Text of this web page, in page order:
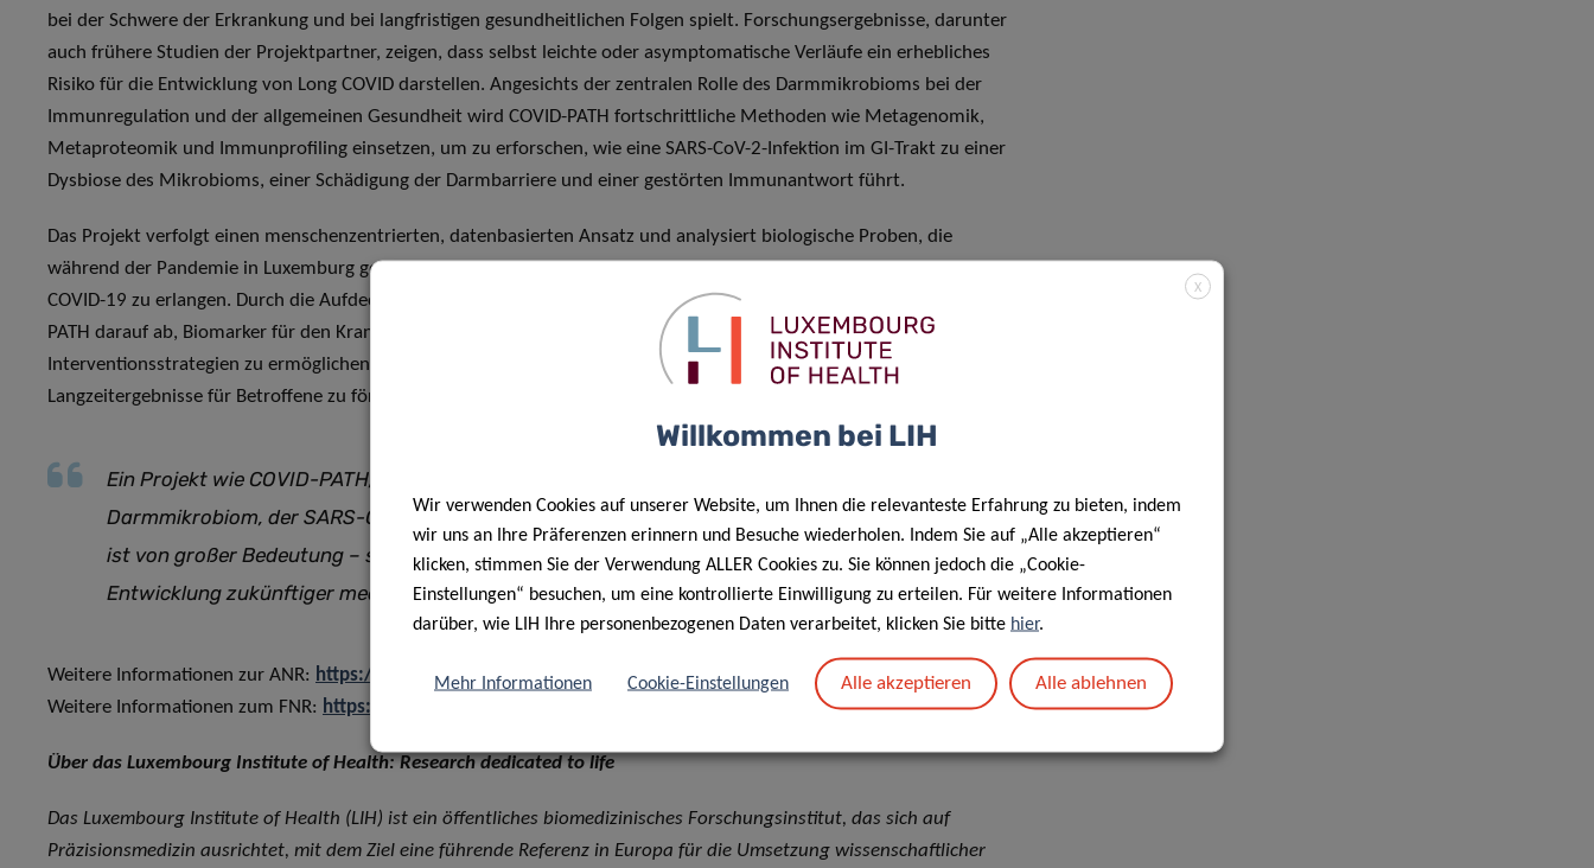
bei der Schwere der Erkrankung und bei langfristigen gesundheitlichen Folgen spielt. Forschungsergebnisse, darunter
auch frühere Studien der Projektpartner, zeigen, dass selbst leichte oder asymptomatische Verläufe ein erhebliches
Risiko für die Entwicklung von Long COVID darstellen. Angesichts der zentralen Rolle des Darmmikrobioms bei der
Immunregulation und der allgemeinen Gesundheit wird COVID-PATH fortschrittliche Methoden wie Metagenomik,
Metaproteomik und Immunprofiling einsetzen, um zu erforschen, wie eine SARS-CoV-2-Infektion im GI-Trakt zu einer
Dysbiose des Mikrobioms, einer Schädigung der Darmbarriere und einer gestörten Immunantwort führt.
Das Projekt verfolgt einen menschenzentrierten, datenbasierten Ansatz und analysiert biologische Proben, die
während der Pandemie in Luxemburg gesammelt wurden, um ein tieferes Verständnis der Pathophysiologie von
COVID-19 zu erlangen. Durch die Aufdeckung der frühen Mechanismen, die Long COVID zugrunde liegen, zielt COVID-
PATH darauf ab, Biomarker für den Krankheitsverlauf zu identifizieren und so gezielte Präventions- und
Interventionsstrategien zu ermöglichen – mit dem übergeordneten Ziel, wirksamere Behandlungen und bessere
Langzeitergebnisse für Betroffene zu fördern.
Ein Projekt wie COVID-PATH, das das komplexe Zusammenspiel zwischen dem
Darmmikrobiom, der SARS-CoV-2-Infektion und dem Immunsystem untersucht,
ist von großer Bedeutung – sowohl für die Grundlagenforschung als auch für die
Entwicklung zukünftiger medizinischer Strategien,“so die Projektleiter.
Weitere Informationen zur ANR: https://anr.fr/de/
Weitere Informationen zum FNR: https://www.fnr.lu/
Über das Luxembourg Institute of Health: Research dedicated to life
Das Luxembourg Institute of Health (LIH) ist ein öffentliches biomedizinisches Forschungsinstitut, das sich auf
Präzisionsmedizin ausrichtet, mit dem Ziel eine führende Referenz in Europa für die Umsetzung wissenschaftlicher
X
Willkommen bei LIH
Wir verwenden Cookies auf unserer Website, um Ihnen die relevanteste Erfahrung zu bieten, indem
wir uns an Ihre Präferenzen erinnern und Besuche wiederholen. Indem Sie auf „Alle akzeptieren“
klicken, stimmen Sie der Verwendung ALLER Cookies zu. Sie können jedoch die „Cookie-
Einstellungen“ besuchen, um eine kontrollierte Einwilligung zu erteilen. Für weitere Informationen
darüber, wie LIH Ihre personenbezogenen Daten verarbeitet, klicken Sie bitte hier.
Mehr Informationen Cookie-Einstellungen Alle akzeptieren Alle ablehnen